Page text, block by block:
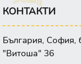
КОНТАКТИ
България, София,
"Витоша" 36